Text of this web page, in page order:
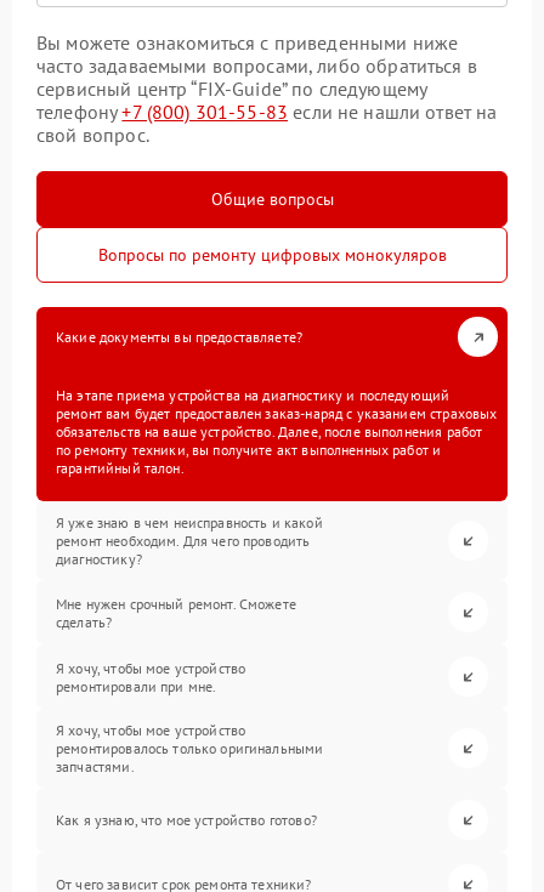
Вы можете ознакомиться с приведенными ниже
часто задаваемыми вопросами, либо обратиться в
сервисный центр “FIX-Guide” по следующему
телефону+7 (800) 301-55-83 если не нашли ответ на
свой вопрос.
Общие вопросы
Вопросы по ремонту цифровых монокуляров
Какие документы вы предоставляете?
На этапе приема устройства на диагностику и последующий
ремонт вам будет предоставлен заказ-наряд с указанием страховых
обязательств на ваше устройство. Далее, после выполнения работ
по ремонту техники, вы получите акт выполненных работ и
гарантийный талон.
Я уже знаю в чем неисправность и какой
ремонт необходим. Для чего проводить
диагностику?
Мне нужен срочный ремонт. Сможете
сделать?
Я хочу, чтобы мое устройство
ремонтировали при мне.
Я хочу, чтобы мое устройство
ремонтировалось только оригинальными
запчастями.
Как я узнаю, что мое устройство готово?
От чего зависит срок ремонта техники?